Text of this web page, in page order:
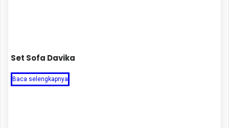
Set Sofa Davika
Baca selengkapnya